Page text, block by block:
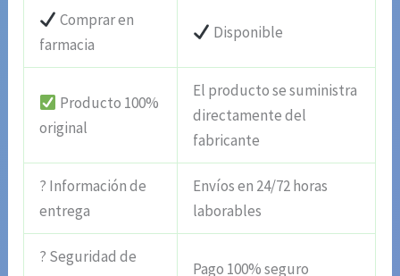
Comprar en
farmacia
Disponible
Producto 100%
original
El producto se suministra
directamente del
fabricante
? Información de
entrega
Envíos en 24/72 horas
laborables
? Seguridad de
Pago 100% seguro